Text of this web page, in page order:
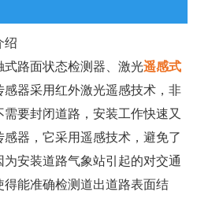
绍
路面状态检测器、激光遥感式
感器采用红外激光遥感技术，非
要封闭道路，安装工作快速又
器，它采用遥感技术，避免了
安装道路气象站引起的对交通
能准确检测道出道路表面结